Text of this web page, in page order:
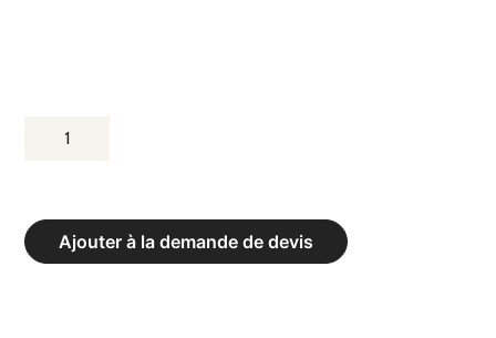
Ajouter à la demande de devis
QUANTITÉ
FTRAINING